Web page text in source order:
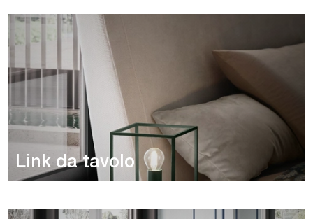
Link da tavolo